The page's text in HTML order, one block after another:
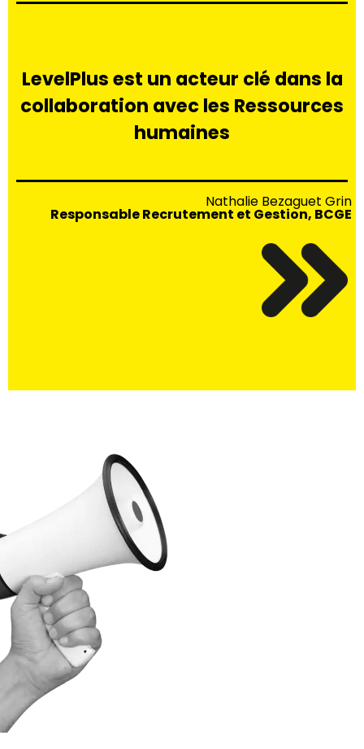
Nathalie Bezaguet Grin
Responsable Recrutement et Gestion, BCGE
LevelPlus est un acteur clé dans la
collaboration avec les Ressources
humaines